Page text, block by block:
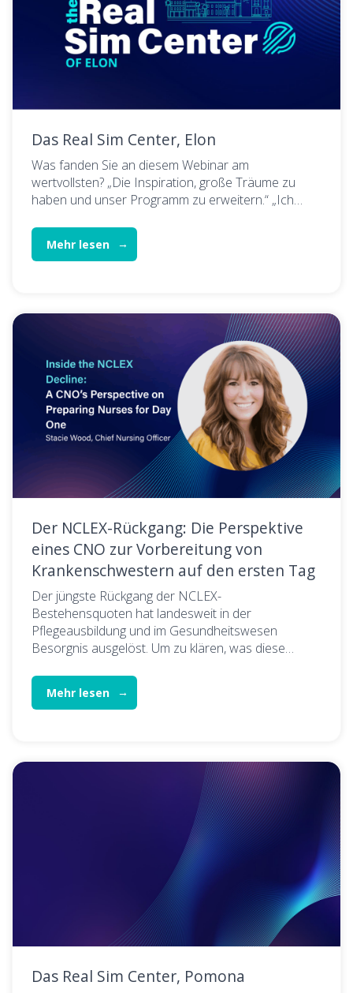
Das Real Sim Center, Elon
Was fanden Sie an diesem Webinar am
wertvollsten? „Die Inspiration, große Träume zu
haben und unser Programm zu erweitern.“ „Ich…
Mehr lesen
Der NCLEX-Rückgang: Die Perspektive
eines CNO zur Vorbereitung von
Krankenschwestern auf den ersten Tag
Der jüngste Rückgang der NCLEX-
Bestehensquoten hat landesweit in der
Pflegeausbildung und im Gesundheitswesen
Besorgnis ausgelöst. Um zu klären, was diese…
Mehr lesen
Das Real Sim Center, Pomona